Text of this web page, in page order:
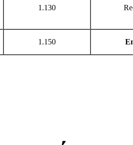
1.130
1.150